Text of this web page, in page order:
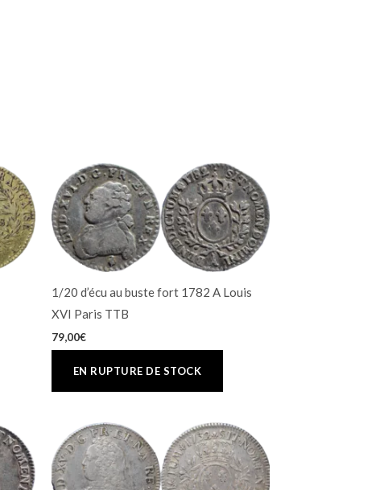
1/20 d’écu au buste fort 1782 A Louis
XVI Paris TTB
79,00€